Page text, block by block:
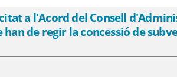
a l'Acord del Consell
de regir la concessió de